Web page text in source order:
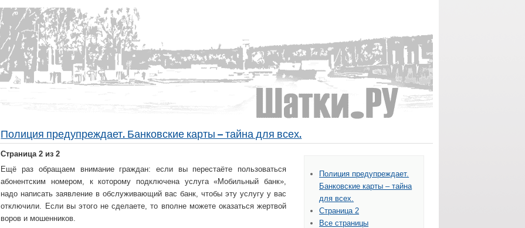
Полиция предупреждает. Банковские карты – тайна для всех.
Полиция предупреждает.
Банковские карты – тайна
для всех.
Страница 2
Все страницы
Страница 2 из 2
Ещё раз обращаем внимание граждан: если вы перестаёте пользоваться
абонентским номером, к которому подключена услуга «Мобильный банк»,
надо написать заявление в обслуживающий вас банк, чтобы эту услугу у вас
отключили. Если вы этого не сделаете, то вполне можете оказаться жертвой
воров и мошенников.